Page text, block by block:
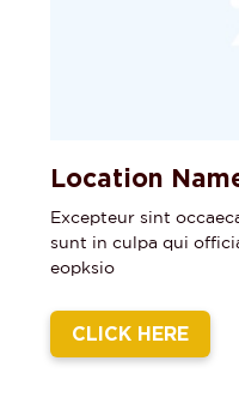
Location
Excepteur sint
sunt in culpa qui
eopksio
CLICK HERE